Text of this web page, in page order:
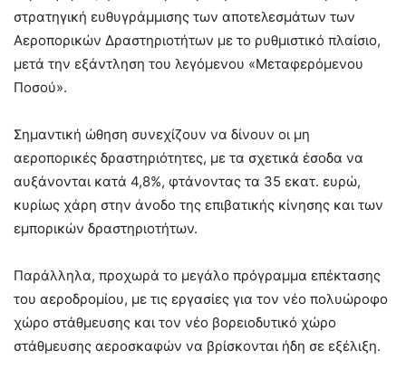
στρατηγική ευθυγράμμισης των αποτελεσμάτων των
Αεροπορικών Δραστηριοτήτων με το ρυθμιστικό πλαίσιο,
μετά την εξάντληση του λεγόμενου «Μεταφερόμενου
Ποσού».
Σημαντική ώθηση συνεχίζουν να δίνουν οι μη
αεροπορικές δραστηριότητες, με τα σχετικά έσοδα να
αυξάνονται κατά 4,8%, φτάνοντας τα 35 εκατ. ευρώ,
κυρίως χάρη στην άνοδο της επιβατικής κίνησης και των
εμπορικών δραστηριοτήτων.
Παράλληλα, προχωρά το μεγάλο πρόγραμμα επέκτασης
του αεροδρομίου, με τις εργασίες για τον νέο πολυώροφο
χώρο στάθμευσης και τον νέο βορειοδυτικό χώρο
στάθμευσης αεροσκαφών να βρίσκονται ήδη σε εξέλιξη.